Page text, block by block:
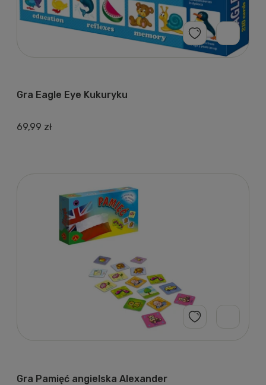
Gra Eagle Eye Kukuryku
69,99 zł
Gra Pamięć angielska Alexander